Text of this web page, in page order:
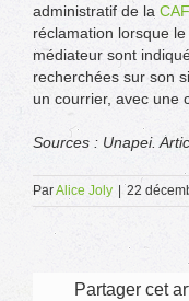
administratif de la CAF
réclamation lorsque
médiateur sont
recherchées sur son
un courrier, avec une
Sources : Unapei.
ParAlice Joly | 22
Partager cet